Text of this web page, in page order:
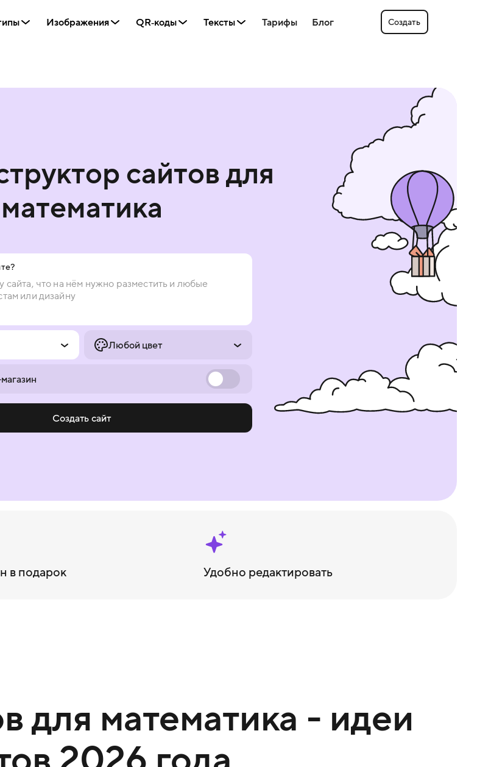
Изображения QR‑коды Тексты Тарифы Блог Создать
сайтовдля
математика
Любой цвет
Создать сайт
в подарок Удобно редактировать
для математика - идеи